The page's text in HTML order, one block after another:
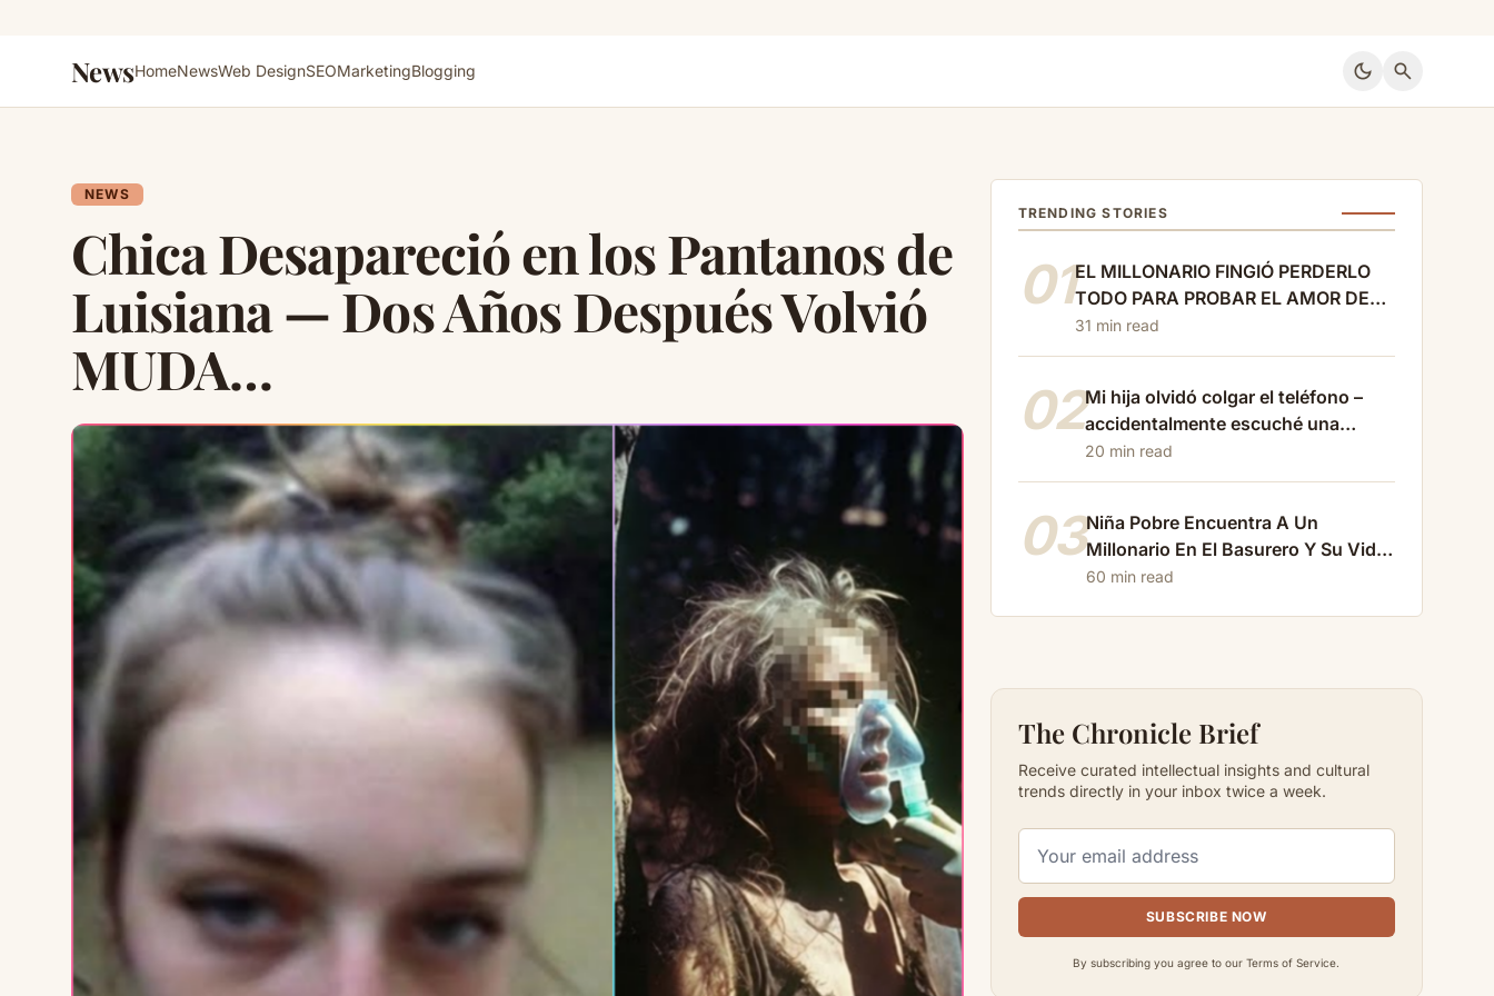
NewsHomeNewsWeb DesignSEOMarketingBlogging dark_mode search
NEWS
Chica Desapareció en los Pantanos de
Luisiana — Dos Años Después Volvió
MUDA…
TRENDING STORIES
01EL MILLONARIO FINGIÓ PERDERLO
TODO PARA PROBAR EL AMOR DE
SU ESPOSA… PERO LA MUJER
EQUIVOCADA HUYÓ CON LA
31 min read
02Mi hija olvidó colgar el teléfono –
accidentalmente escuché una
conversación cruel con…
20 min read
03Niña Pobre Encuentra A Un
Millonario En El Basurero Y Su Vida
Cambia Para Siempre…
60 min read
The Chronicle Brief
Receive curated intellectual insights and cultural
trends directly in your inbox twice a week.
SUBSCRIBE NOW
By subscribing you agree to our Terms of Service.